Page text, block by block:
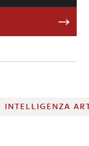
Rowling
Watson,
INTELLIGENZA